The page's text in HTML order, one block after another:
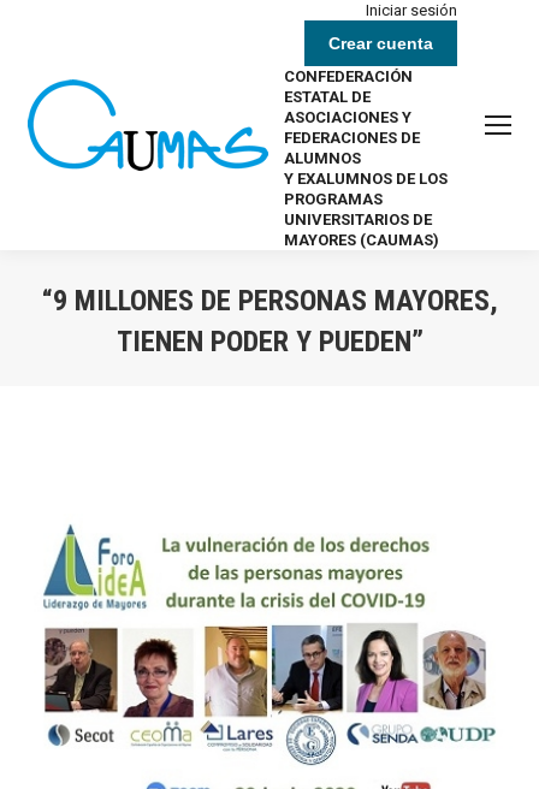
Iniciar sesión
Crear cuenta
CONFEDERACIÓN
ESTATAL DE
ASOCIACIONES Y
FEDERACIONES DE
ALUMNOS
Y EXALUMNOS DE LOS
PROGRAMAS
UNIVERSITARIOS DE
MAYORES (CAUMAS)
“9 MILLONES DE PERSONAS MAYORES,
TIENEN PODER Y PUEDEN”